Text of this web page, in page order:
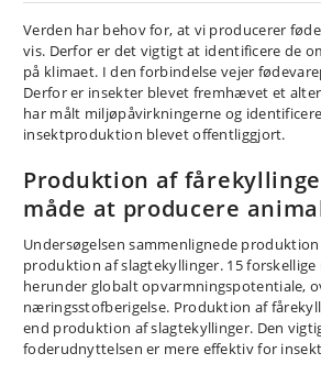
Verden har behov for, at vi producerer
vis. Derfor er det vigtigt at identificere de
på klimaet. I den forbindelse vejer
Derfor er insekter blevet fremhævet et
har målt miljøpåvirkningerne og
insektproduktion blevet offentliggjort.
Produktion af
måde at producere
Undersøgelsen sammenlignede
produktion af slagtekyllinger. 15
herunder globalt opvarmningspotentiale,
næringsstofberigelse. Produktion af
end produktion af slagtekyllinger. Den
foderudnyttelsen er mere effektiv for